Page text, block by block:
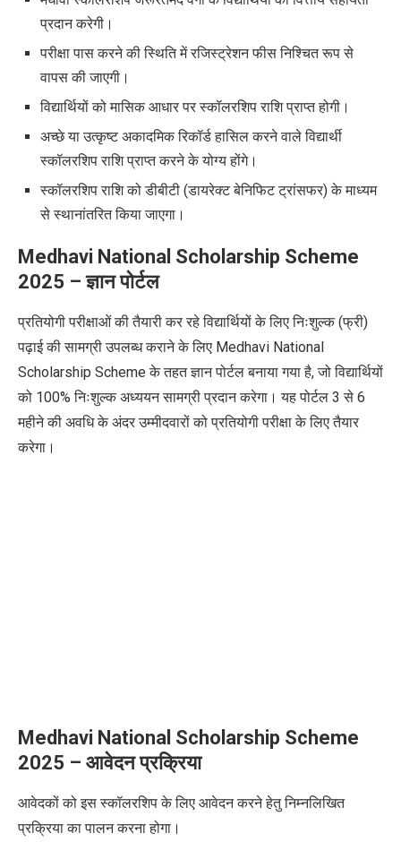
प्रदान करेगी।
परीक्षा पास करने की स्थिति में रजिस्ट्रेशन फीस निश्चित रूप से
वापस की जाएगी।
विद्यार्थियों को मासिक आधार पर स्कॉलरशिप राशि प्राप्त होगी।
अच्छे या उत्कृष्ट अकादमिक रिकॉर्ड हासिल करने वाले विद्यार्थी
स्कॉलरशिप राशि प्राप्त करने के योग्य होंगे।
स्कॉलरशिप राशि को डीबीटी (डायरेक्ट बेनिफिट ट्रांसफर) के माध्यम
से स्थानांतरित किया जाएगा।
Medhavi National Scholarship Scheme
2025 – ज्ञान पोर्टल
प्रतियोगी परीक्षाओं की तैयारी कर रहे विद्यार्थियों के लिए निःशुल्क (फ्री)
पढ़ाई की सामग्री उपलब्ध कराने के लिए Medhavi National
Scholarship Scheme के तहत ज्ञान पोर्टल बनाया गया है, जो विद्यार्थियों
को 100% निःशुल्क अध्ययन सामग्री प्रदान करेगा। यह पोर्टल 3 से 6
महीने की अवधि के अंदर उम्मीदवारों को प्रतियोगी परीक्षा के लिए तैयार
करेगा।
Medhavi National Scholarship Scheme
2025 – आवेदन प्रक्रिया
आवेदकों को इस स्कॉलरशिप के लिए आवेदन करने हेतु निम्नलिखित
प्रक्रिया का पालन करना होगा।